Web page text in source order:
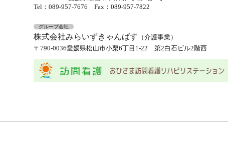
Tel：089-957-7676Fax：089-957-7822
グループ会社
株式会社みらいずきゃんばす （介護事業）
〒790-0036愛媛県松山市小栗6丁目1-22 第2白石ビル2階西